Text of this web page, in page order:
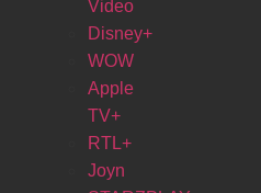
Video
Disney+
WOW
Apple
TV+
RTL+
Joyn